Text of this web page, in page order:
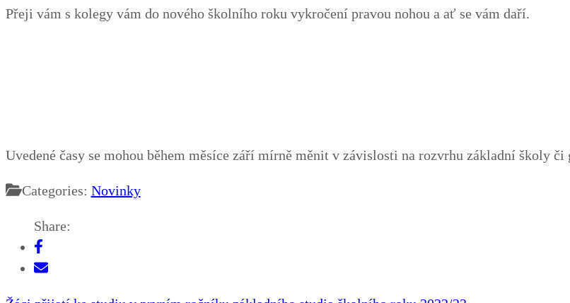
Přeji vám s kolegy vám do nového školního roku vykročení pravou nohou a ať se vám daří.
Uvedené časy se mohou během měsíce září mírně měnit v závislosti na rozvrhu základní školy či
Categories: Novinky
Share: